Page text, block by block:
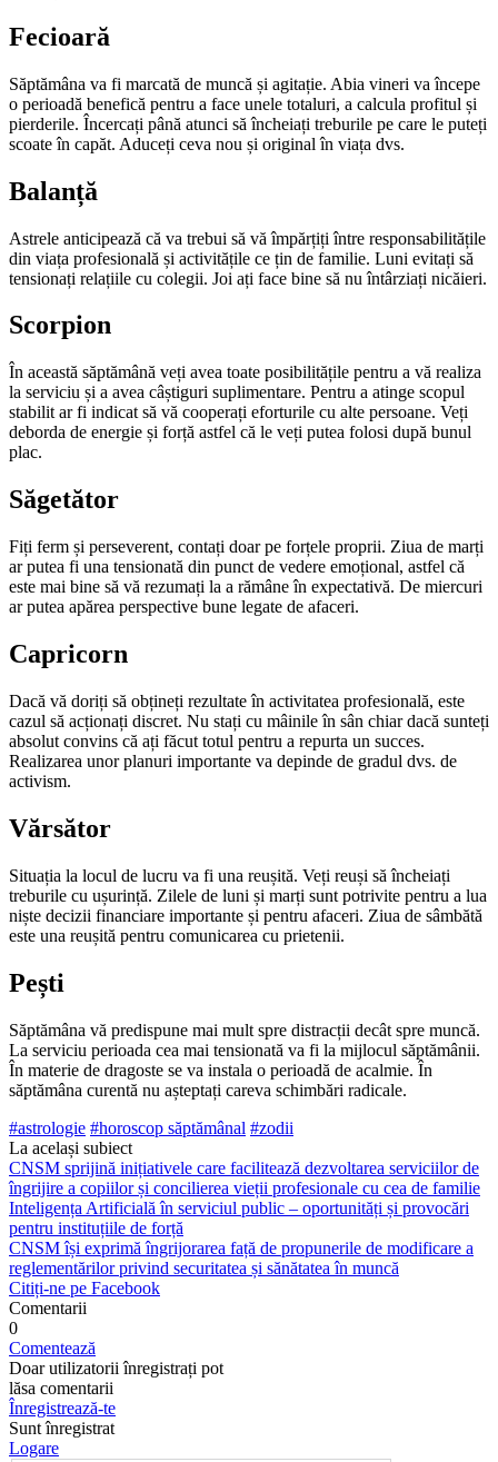
Fecioară
Săptămâna va fi marcată de muncă și agitație. Abia vi­neri va începe
o perioadă benefică pentru a face unele totaluri, a calcula profitul și
pierderile. Încercați până atunci să încheiați treburile pe care le puteți
scoate în capăt. Aduceți ceva nou și original în viața dvs.
Balanță
Astrele anticipează că va trebui să vă împărțiți între responsabilitățile
din viața profesională și activitățile ce țin de familie. Luni evitați să
tensionați relațiile cu colegii. Joi ați face bine să nu întârziați nicăieri.
Scorpion
În această săptămână veți avea toate posibilitățile pentru a vă realiza
la serviciu și a avea câștiguri supli­mentare. Pentru a atinge scopul
stabilit ar fi indicat să vă cooperați eforturile cu alte persoane. Veți
deborda de energie și forță astfel că le veți putea folosi după bunul
plac.
Săgetător
Fiți ferm și perseverent, contați doar pe forțele proprii. Ziua de marți
ar putea fi una tensionată din punct de vedere emoțional, astfel că
este mai bine să vă rezumați la a rămâne în expectativă. De miercuri
ar putea apărea perspective bune legate de afaceri.
Capricorn
Dacă vă doriți să obțineți rezultate în activitatea pro­fesională, este
cazul să acționați discret. Nu stați cu mâinile în sân chiar dacă sunteți
absolut convins că ați făcut totul pentru a repurta un succes.
Realizarea unor planuri importante va depinde de gradul dvs. de
activism.
Vărsător
Situația la locul de lucru va fi una reușită. Veți reuși să încheiați
treburile cu ușurință. Zilele de luni și marți sunt potrivite pentru a lua
niște decizii financiare im­portante și pentru afaceri. Ziua de sâmbătă
este una reușită pentru comunicarea cu prietenii.
Pești
Săptămâna vă predispune mai mult spre distracții de­cât spre muncă.
La serviciu perioada cea mai tensiona­tă va fi la mijlocul săptămânii.
În materie de dragoste se va instala o perioadă de acalmie. În
săptămâna cu­rentă nu așteptați careva schimbări radicale.
#astrologie #horoscop săptămânal #zodii
La același subiect
CNSM sprijină inițiativele care facilitează dezvoltarea serviciilor de
îngrijire a copiilor și concilierea vieții profesionale cu cea de familie
Inteligența Artificială în serviciul public – oportunități și provocări
pentru instituțiile de forță
CNSM își exprimă îngrijorarea față de propunerile de modificare a
reglementărilor privind securitatea și sănătatea în muncă
Citiți-ne pe Facebook
Comentarii
0
Comentează
Doar utilizatorii înregistrați pot
lăsa comentarii
Înregistrează-te
Sunt înregistrat
Logare